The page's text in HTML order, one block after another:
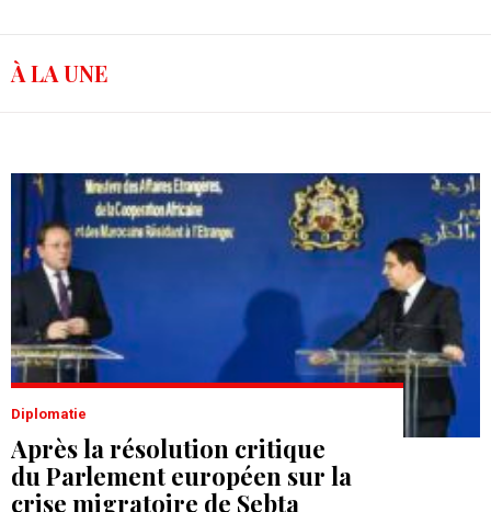
À LA UNE
Diplomatie
Après la résolution critique
du Parlement européen sur la
crise migratoire de Sebta